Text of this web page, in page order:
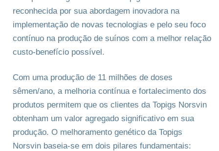
reconhecida por sua abordagem inovadora na
implementação de novas tecnologias e pelo seu foco
contínuo na produção de suínos com a melhor relação
custo-benefício possível.
Com uma produção de 11 milhões de doses
sêmen/ano, a melhoria contínua e fortalecimento dos
produtos permitem que os clientes da Topigs Norsvin
obtenham um valor agregado significativo em sua
produção. O melhoramento genético da Topigs
Norsvin baseia-se em dois pilares fundamentais: